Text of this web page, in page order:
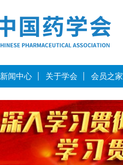
新闻中心 关于学会 会员之家